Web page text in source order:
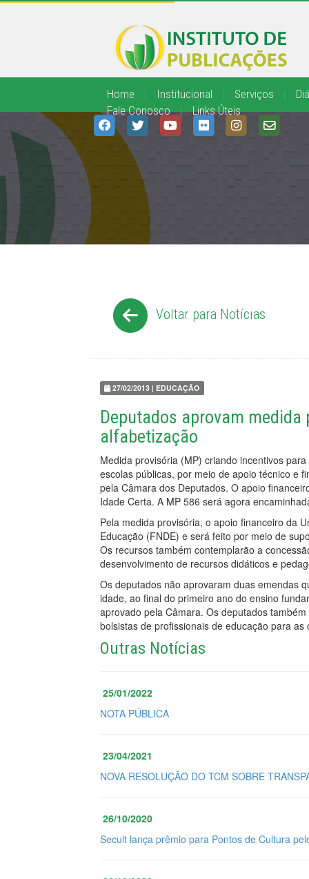
Home Institucional Serviços
Fale Conosco
| Links Úteis
Voltar para Notícias
27/02/2013 | EDUCAÇÃO
Deputados aprovam
alfabetização
Medida provisória (MP) criando incentivos
escolas públicas, por meio de apoio técnico e
pela Câmara dos Deputados. O apoio
Idade Certa. A MP 586 será agora
Pela medida provisória, o apoio financeiro da
Educação (FNDE) e será feito por meio de
Os recursos também contemplarão a
desenvolvimento de recursos didáticos e
Os deputados não aprovaram duas emendas
idade, ao final do primeiro ano do ensino
aprovado pela Câmara. Os deputados
bolsistas de profissionais de educação para
Outras Notícias
25/01/2022
NOTA PÚBLICA
23/04/2021
NOVA RESOLUÇÃO DO TCM SOBRE
26/10/2020
Secult lança prêmio para Pontos de Cultura